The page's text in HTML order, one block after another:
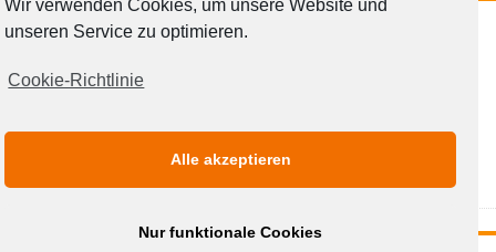
BÜHNE FREI FÜR PIPPI LANGSTRUMPF, DEN
WEIHNACHTSWICHTE
Eine bunte Mischung aus Märchen- und Abenteuerstücken erwartet die jungen
Besucher und ihre Begleiter bei der Kindertheaterreihe 2020 unter
Wir verwenden Cookies, um unsere Website und
unseren Service zu optimieren.
Cookie-Richtlinie
Alle akzeptieren
Nur funktionale Cookies